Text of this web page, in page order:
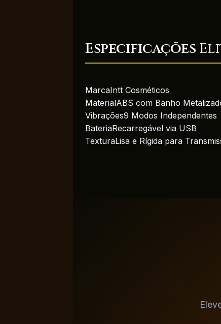
Especificações
MarcaIntt Cosméticos
MaterialABS com Banho
Vibrações9 Modos Independentes
BateriaRecarregável via USB
TexturaLisa e Rígida para